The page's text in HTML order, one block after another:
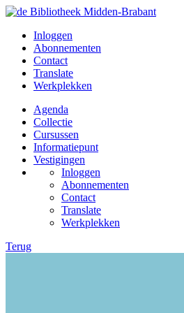
Inloggen
Abonnementen
Contact
Translate
Werkplekken
Agenda
Collectie
Cursussen
Informatiepunt
Vestigingen
Inloggen
Abonnementen
Contact
Translate
Werkplekken
Terug